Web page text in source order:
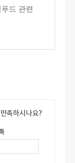
드 관련
족하시나요?